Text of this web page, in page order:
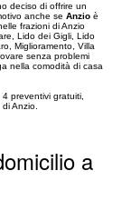
deciso di offrire un
anche se Anzio è
frazioni di Anzio
Lido dei Gigli, Lido
Miglioramento, Villa
senza problemi
nella comodità di casa
preventivi gratuiti,
Anzio.
a